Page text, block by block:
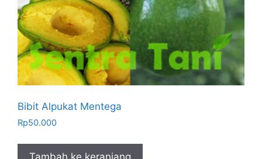
Bibit Alpukat Mentega
Rp50.000
Tambah ke keranjang